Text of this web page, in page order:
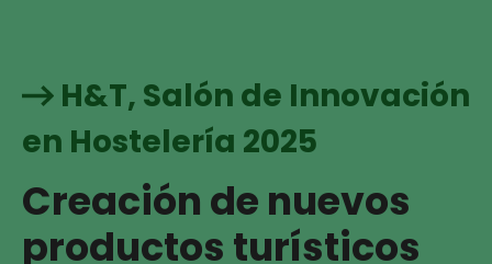
H&T, Salón de Innovación
en Hostelería 2025
Creación de nuevos
productos turísticos